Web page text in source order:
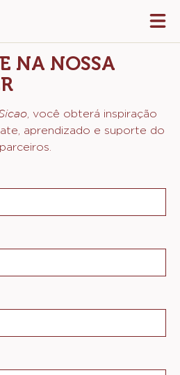
NA NOSSA
, você obterá inspiração
aprendizado e suporte do